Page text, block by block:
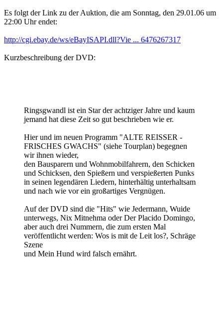
Es folgt der Link zu der Auktion, die am Sonntag, den 29.01.06 um
22:00 Uhr endet:
http://cgi.ebay.de/ws/eBayISAPI.dll?Vie ... 6476267317
Kurzbeschreibung der DVD:
Ringsgwandl ist ein Star der achtziger Jahre und kaum
jemand hat diese Zeit so gut beschrieben wie er.
Hier und im neuen Programm "ALTE REISSER -
FRISCHES GWACHS" (siehe Tourplan) begegnen
wir ihnen wieder,
den Bausparern und Wohnmobilfahrern, den Schicken
und Schicksen, den Spießern und verspießerten Punks
in seinen legendären Liedern, hinterhältig unterhaltsam
und nach wie vor ein großartiges Vergnügen.
Auf der DVD sind die "Hits" wie Jedermann, Wuide
unterwegs, Nix Mitnehma oder Der Placido Domingo,
aber auch drei Nummern, die zum ersten Mal
veröffentlicht werden: Wos is mit de Leit los?, Schräge
Szene
und Mein Hund wird falsch ernährt.